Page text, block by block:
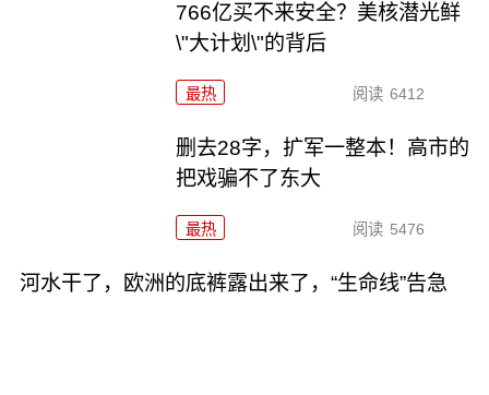
766亿买不来安全？美核潜光鲜
\"大计划\"的背后
最热 阅读 6412
删去28字，扩军一整本！高市的
把戏骗不了东大
最热 阅读 5476
河水干了，欧洲的底裤露出来了，“生命线”告急